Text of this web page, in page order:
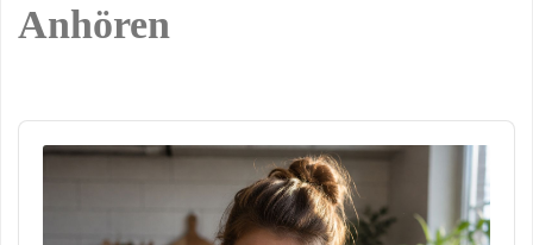
Anhören
Audio
Player